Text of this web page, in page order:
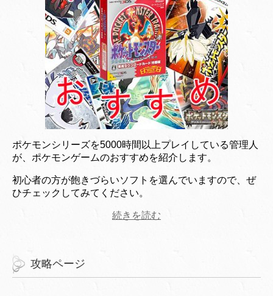
ポケモンシリーズを5000時間以上プレイしている管理人
が、ポケモンゲームのおすすめを紹介します。
初心者の方が飽きづらいソフトを選んでいますので、ぜ
ひチェックしてみてください。
続きを読む
攻略ページ